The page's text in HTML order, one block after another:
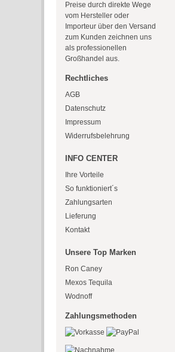
Preise durch direkte Wege
vom Hersteller oder
Importeur über den Versand
zum Kunden zeichnen uns
als professionellen
Großhandel aus.
Rechtliches
AGB
Datenschutz
Impressum
Widerrufsbelehrung
INFO CENTER
Ihre Vorteile
So funktioniert´s
Zahlungsarten
Lieferung
Kontakt
Unsere Top Marken
Ron Caney
Mexos Tequila
Wodnoff
Zahlungsmethoden